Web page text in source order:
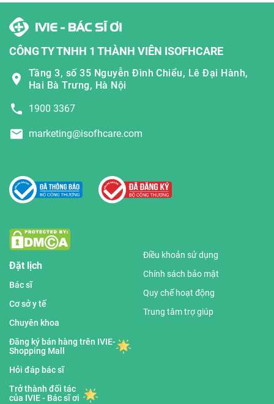
CÔNG TY TNHH 1 THÀNH VIÊN ISOFHCARE
Tầng 3, số 35 Nguyễn Đình Chiểu, Lê Đại Hành,
Hai Bà Trưng, Hà Nội
1900 3367
marketing@isofhcare.com
Đặt lịch
Bác sĩ
Cơ sở y tế
Chuyên khoa
Đăng ký bán hàng trên IVIE-
Shopping Mall
Hỏi đáp bác sĩ
Trở thành đối tác
của IVIE - Bác sĩ ơi
Điều khoản sử dụng
Chính sách bảo mật
Quy chế hoạt động
Trung tâm trợ giúp